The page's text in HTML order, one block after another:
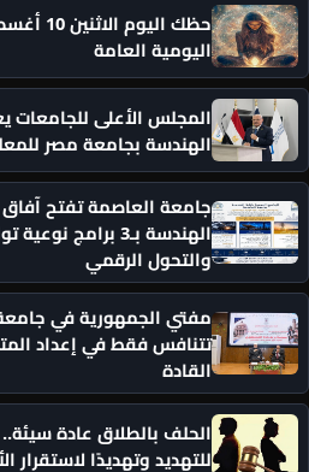
حظك
اليومية العامة
المجلس الأعلى للجامعات
الهندسة بجامعة مصر
جامعة العاصمة تفتح
الهندسة بـ3 برامج
والتحول الرقمي
مفتي الجمهورية في
تتنافس فقط في إعداد
القادة
الحلف بالطلاق عادة
للتهديد وتهديدًا لاستقرار